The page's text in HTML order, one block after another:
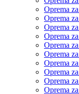
Oprema
Oprema
Oprema
Oprema
Oprema
Oprema
Oprema
Oprema
Oprema
Oprema